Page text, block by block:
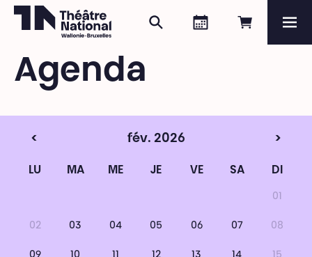
Réserver
Agenda
Rechercher
Agenda
< fév. 2026 >
LU MA ME JE VE SA DI
01
02 03 04 05 06 07 08